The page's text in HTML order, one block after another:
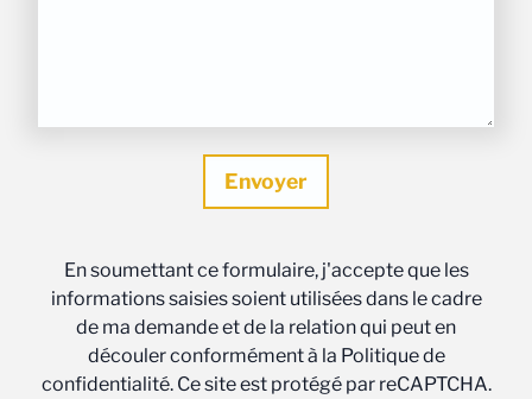
En soumettant ce formulaire, j'accepte que les
informations saisies soient utilisées dans le cadre
de ma demande et de la relation qui peut en
découler conformément à la Politique de
confidentialité. Ce site est protégé par reCAPTCHA.